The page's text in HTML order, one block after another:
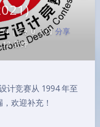
| 0 |
分享
12 分钟
计竞赛从 1994 年至
欢迎补充！